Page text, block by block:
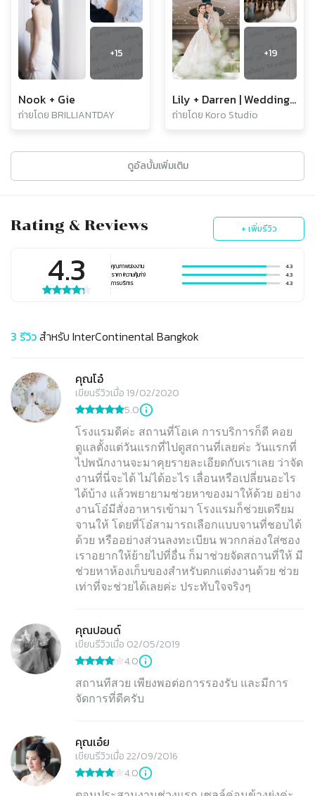
+15
Nook + Gie
ถ่ายโดย BRILLIANTDAY
+19
Lily + Darren | Wedding Reception
ถ่ายโดย Koro Studio
ดูอัลบั้มเพิ่มเติม
Rating & Reviews + เพิ่มรีวิว
4.3 คุณภาพของงาน
4.3
ราคา (ความคุ้มค่า)
4.3
การบริการ
4.3
3 รีวิวสำหรับ InterContinental Bangkok
คุณโอ๋
เขียนรีวิวเมื่อ 19/02/2020
5.0
โรงแรมดีค่ะ สถานที่โอเค การบริการก็ดี คอย
ดูแลตั้งแต่วันแรกที่ไปดูสถานที่เลยค่ะ วันแรกที่
ไปพนักงานจะมาคุยรายละเอียดกับเราเลย ว่าจัด
งานที่นี่จะได้ ไม่ได้อะไร เลื่อนหรือเปลี่ยนอะไร
ได้บ้าง แล้วพยายามช่วยหาของมาให้ด้วย อย่าง
งานโอ๋มีสั่งอาหารเข้ามา โรงแรมก็ช่วยเตรียม
จานให้ โดยที่โอ๋สามารถเลือกแบบจานที่ชอบได้
ด้วย หรืออย่างส่วนลงทะเบียน พวกกล่องใส่ซอง
เราอยากให้ย้ายไปที่อื่น ก็มาช่วยจัดสถานที่ให้ มี
ช่วยหาห้องเก็บของสำหรับตกแต่งงานด้วย ช่วย
เท่าที่จะช่วยได้เลยค่ะ ประทับใจจริงๆ
คุณปอนด์
เขียนรีวิวเมื่อ 02/05/2019
4.0
สถานทีสวย เพียงพอต่อการรองรับ และมีการ
จัดการที่ดีครับ
คุณเอ๋ย
เขียนรีวิวเมื่อ 22/09/2016
4.0